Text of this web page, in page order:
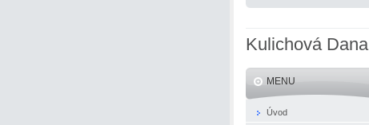
Kulichová Dana
MENU
Úvod